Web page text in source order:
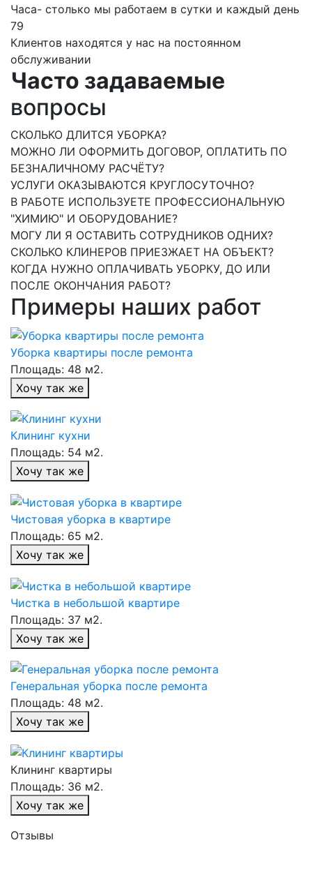
Часа- столько мы работаем в сутки и каждый день
79
Клиентов находятся у нас на постоянном
обслуживании
Часто задаваемые
вопросы
СКОЛЬКО ДЛИТСЯ УБОРКА?
МОЖНО ЛИ ОФОРМИТЬ ДОГОВОР, ОПЛАТИТЬ ПО
БЕЗНАЛИЧНОМУ РАСЧЁТУ?
УСЛУГИ ОКАЗЫВАЮТСЯ КРУГЛОСУТОЧНО?
В РАБОТЕ ИСПОЛЬЗУЕТЕ ПРОФЕССИОНАЛЬНУЮ
"ХИМИЮ" И ОБОРУДОВАНИЕ?
МОГУ ЛИ Я ОСТАВИТЬ СОТРУДНИКОВ ОДНИХ?
СКОЛЬКО КЛИНЕРОВ ПРИЕЗЖАЕТ НА ОБЪЕКТ?
КОГДА НУЖНО ОПЛАЧИВАТЬ УБОРКУ, ДО ИЛИ
ПОСЛЕ ОКОНЧАНИЯ РАБОТ?
Примеры наших работ
Уборка квартиры после ремонта
Площадь: 48 м2.
Хочу так же
Клининг кухни
Площадь: 54 м2.
Хочу так же
Чистовая уборка в квартире
Площадь: 65 м2.
Хочу так же
Чистка в небольшой квартире
Площадь: 37 м2.
Хочу так же
Генеральная уборка после ремонта
Площадь: 48 м2.
Хочу так же
Клининг квартиры
Площадь: 36 м2.
Хочу так же
Отзывы